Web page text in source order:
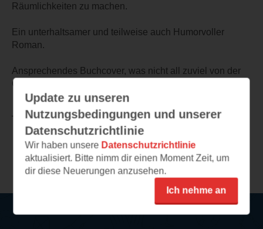
Räumlichkeiten zu machen.
Ein unterhaltsamer und teilweise auch Humorvoller
Roman.
Ansprechendes Buchcover, was nicht all zuviel von der
Geschichte verrät.
TEILEN
Weitere Leseeindrücke
Update zu unseren
Nutzungsbedingungen und unserer
Datenschutzrichtlinie
Wir haben unsere Datenschutzrichtlinie
aktualisiert. Bitte nimm dir einen Moment Zeit, um
dir diese Neuerungen anzusehen.
Ich nehme an